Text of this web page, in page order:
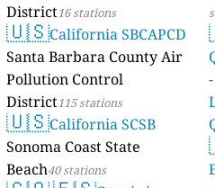
District16 stations
🇺🇸California SBCAPCD
Santa Barbara County Air
Pollution Control
District115 stations
🇺🇸California SCSB
Sonoma Coast State
Beach40 stations